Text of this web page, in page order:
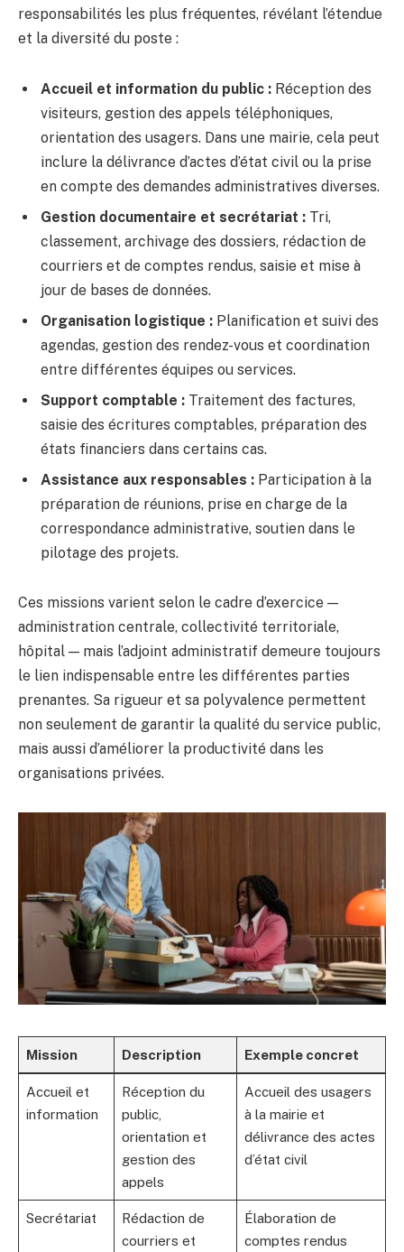
responsabilités les plus fréquentes, révélant l’étendue
et la diversité du poste :
Accueil et information du public : Réception des
visiteurs, gestion des appels téléphoniques,
orientation des usagers. Dans une mairie, cela peut
inclure la délivrance d’actes d’état civil ou la prise
en compte des demandes administratives diverses.
Gestion documentaire et secrétariat : Tri,
classement, archivage des dossiers, rédaction de
courriers et de comptes rendus, saisie et mise à
jour de bases de données.
Organisation logistique : Planification et suivi des
agendas, gestion des rendez-vous et coordination
entre différentes équipes ou services.
Support comptable : Traitement des factures,
saisie des écritures comptables, préparation des
états financiers dans certains cas.
Assistance aux responsables : Participation à la
préparation de réunions, prise en charge de la
correspondance administrative, soutien dans le
pilotage des projets.
Ces missions varient selon le cadre d’exercice —
administration centrale, collectivité territoriale,
hôpital — mais l’adjoint administratif demeure toujours
le lien indispensable entre les différentes parties
prenantes. Sa rigueur et sa polyvalence permettent
non seulement de garantir la qualité du service public,
mais aussi d’améliorer la productivité dans les
organisations privées.
Mission Description Exemple concret
Accueil et
information
Réception du
public,
orientation et
gestion des
appels
Accueil des usagers
à la mairie et
délivrance des actes
d’état civil
Secrétariat
Rédaction de
courriers et
Élaboration de
comptes rendus